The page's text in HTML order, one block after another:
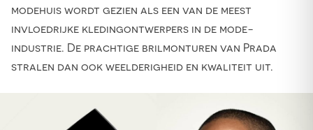
modehuis wordt gezien als een van de meest
invloedrijke kledingontwerpers in de mode-
industrie. De prachtige brilmonturen van Prada
stralen dan ook weelderigheid en kwaliteit uit.